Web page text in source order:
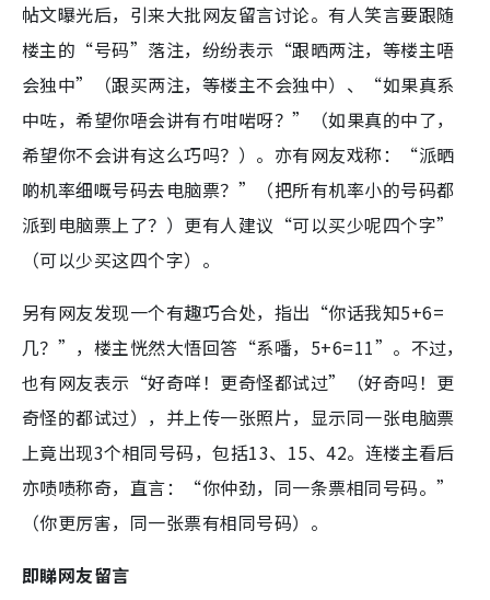
帖文曝光后，引来大批网友留言讨论。有人笑言要跟随
楼主的“号码”落注，纷纷表示“跟晒两注，等楼主唔
会独中”（跟买两注，等楼主不会独中）、“如果真系
中咗，希望你唔会讲有冇咁啱呀？”（如果真的中了，
希望你不会讲有这么巧吗？）。亦有网友戏称：“派晒
啲机率细嘅号码去电脑票？”（把所有机率小的号码都
派到电脑票上了？）更有人建议“可以买少呢四个字”
（可以少买这四个字）。
另有网友发现一个有趣巧合处，指出“你话我知5+6=
几？”，楼主恍然大悟回答“系噃，5+6=11”。不过，
也有网友表示“好奇咩！更奇怪都试过”（好奇吗！更
奇怪的都试过），并上传一张照片，显示同一张电脑票
上竟出现3个相同号码，包括13、15、42。连楼主看后
亦啧啧称奇，直言：“你仲劲，同一条票相同号码。”
（你更厉害，同一张票有相同号码）。
即睇网友留言